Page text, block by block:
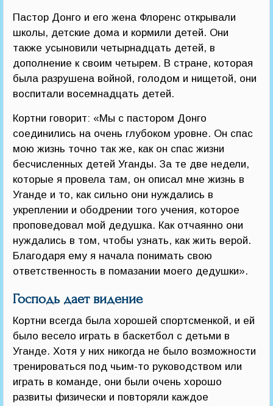
Пастор Донго и его жена Флоренс открывали
школы, детские дома и кормили детей. Они
также усыновили четырнадцать детей, в
дополнение к своим четырем. В стране, которая
была разрушена войной, голодом и нищетой, они
воспитали восемнадцать детей.
Кортни говорит: «Мы с пастором Донго
соединились на очень глубоком уровне. Он спас
мою жизнь точно так же, как он спас жизни
бесчисленных детей Уганды. За те две недели,
которые я провела там, он описал мне жизнь в
Уганде и то, как сильно они нуждались в
укреплении и ободрении того учения, которое
проповедовал мой дедушка. Как отчаянно они
нуждались в том, чтобы узнать, как жить верой.
Благодаря ему я начала понимать свою
ответственность в помазании моего дедушки».
Господь дает видение
Кортни всегда была хорошей спортсменкой, и ей
было весело играть в баскетбол с детьми в
Уганде. Хотя у них никогда не было возможности
тренироваться под чьим-то руководством или
играть в команде, они были очень хорошо
развиты физически и повторяли каждое